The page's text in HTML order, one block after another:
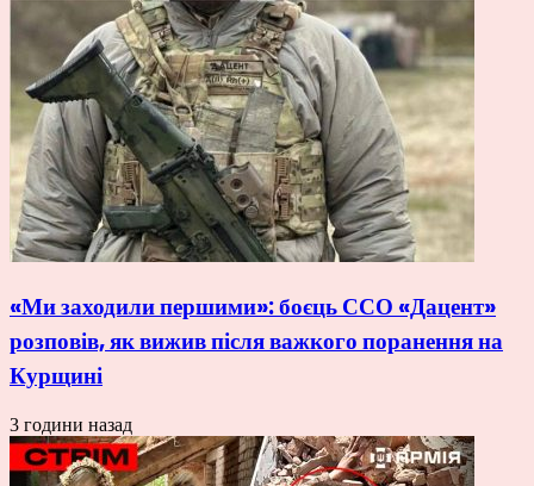
«Ми заходили першими»: боєць ССО «Дацент»
розповів, як вижив після важкого поранення на
Курщині
3 години назад